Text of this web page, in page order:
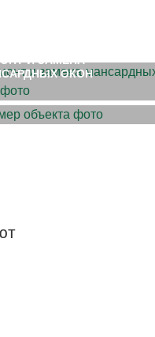
И ЗАМЕНА
ОКОН
ОБЪЕКТА